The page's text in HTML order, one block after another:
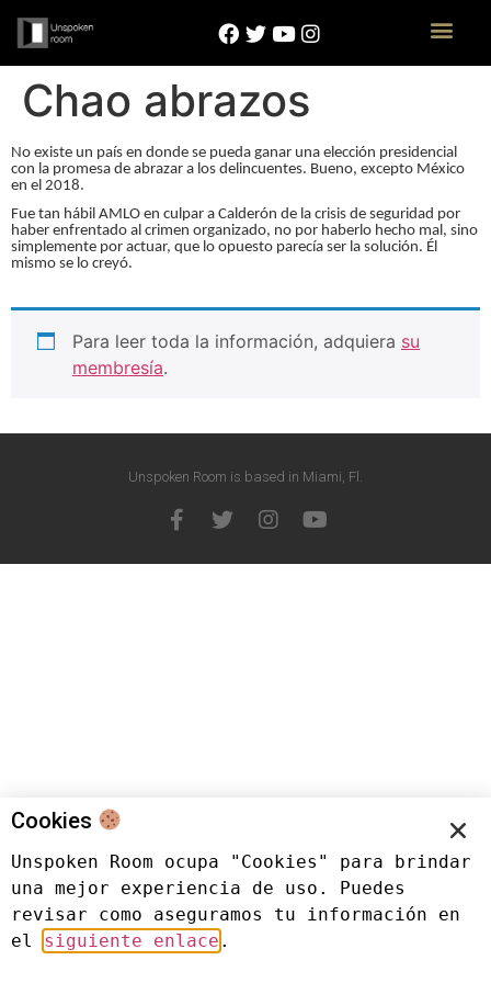
Chao abrazos
No existe un país en donde se pueda ganar una elección presidencial
con la promesa de abrazar a los delincuentes. Bueno, excepto México
en el 2018.
Fue tan hábil AMLO en culpar a Calderón de la crisis de seguridad por
haber enfrentado al crimen organizado, no por haberlo hecho mal, sino
simplemente por actuar, que lo opuesto parecía ser la solución. Él
mismo se lo creyó.
Para leer toda la información, adquiera su
membresía.
Unspoken Room is based in Miami, Fl.
Cookies
Unspoken Room ocupa "Cookies" para brindar
una mejor experiencia de uso. Puedes
revisar como aseguramos tu información en
el siguiente enlace .